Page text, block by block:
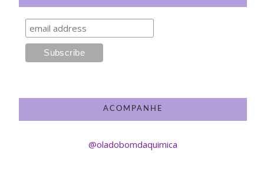
ACOMPANHE
@oladobomdaquimica